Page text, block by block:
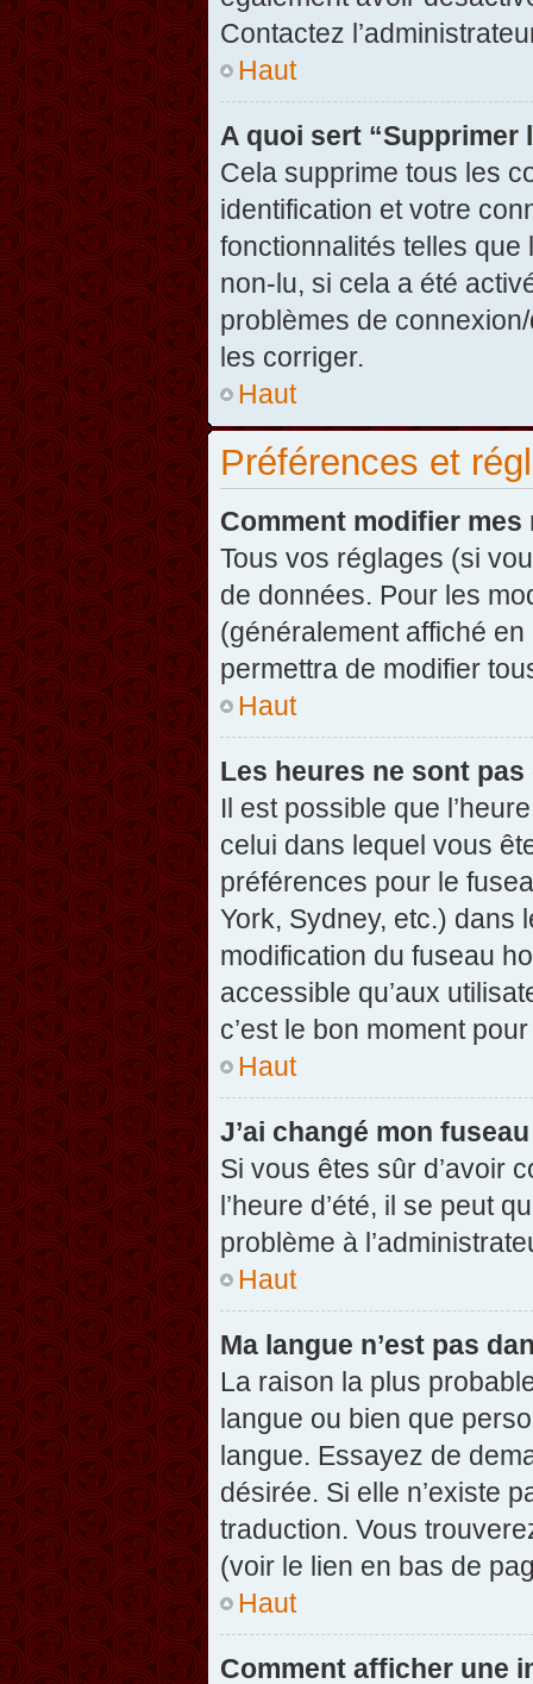
Contactez
Haut
A quoi sert “Supprimer
Cela supprime tous les
identification et votre
fonctionnalités telles que
non-lu, si cela a été
problèmes de
les corriger.
Haut
Préférences et
Comment modifier mes
Tous vos réglages (si
de données. Pour les
(généralement affiché
permettra de modifier
Haut
Les heures ne sont
Il est possible que
celui dans lequel vous
préférences pour le
York, Sydney, etc.) dans
modification du fuseau
accessible qu’aux
c’est le bon moment
Haut
J’ai changé mon
Si vous êtes sûr d’avoir
l’heure d’été, il se peut
problème à
Haut
Ma langue n’est pas
La raison la plus
langue ou bien que
langue. Essayez de
désirée. Si elle n’existe
traduction. Vous
(voir le lien en bas de
Haut
Comment afficher une